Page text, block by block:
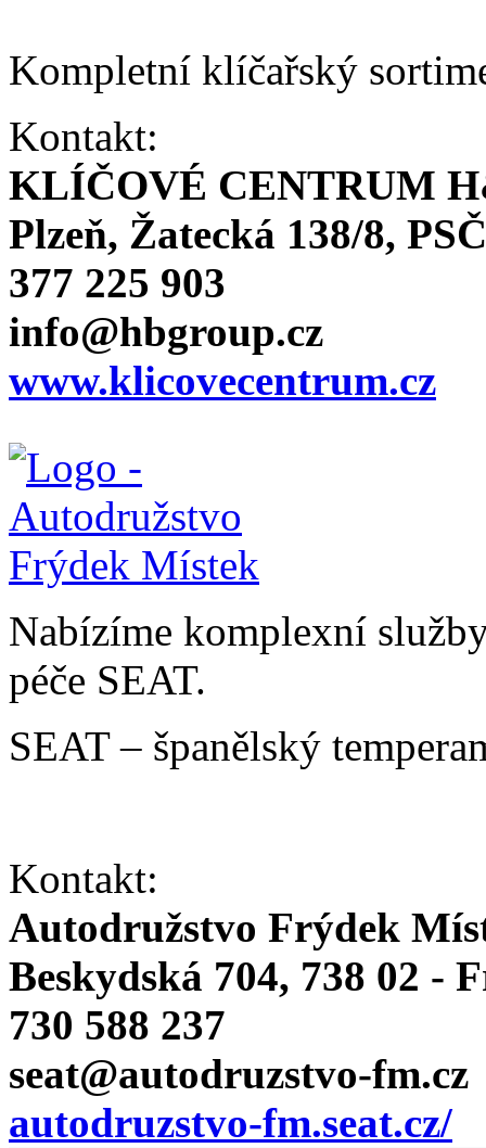
Kompletní klíčařský
Kontakt:
KLÍČOVÉ CENTRUM
Plzeň, Žatecká 138/8,
377 225 903
info@hbgroup.cz
www.klicovecentrum.cz
Nabízíme komplexní
péče SEAT.
SEAT – španělský
Kontakt:
Autodružstvo Frýdek
Beskydská 704, 738 02 -
730 588 237
seat@autodruzstvo-fm.cz
autodruzstvo-fm.seat.cz/